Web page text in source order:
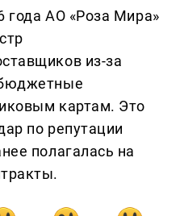
года АО «Роза Мира»
из-за
картам. Это
по репутации
полагалась на